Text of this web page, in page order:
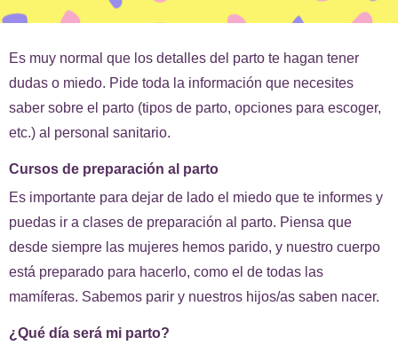
Es muy normal que los detalles del parto te hagan tener
dudas o miedo. Pide toda la información que necesites
saber sobre el parto (tipos de parto, opciones para escoger,
etc.) al personal sanitario.
Cursos de preparación al parto
Es importante para dejar de lado el miedo que te informes y
puedas ir a clases de preparación al parto. Piensa que
desde siempre las mujeres hemos parido, y nuestro cuerpo
está preparado para hacerlo, como el de todas las
mamíferas. Sabemos parir y nuestros hijos/as saben nacer.
¿Qué día será mi parto?